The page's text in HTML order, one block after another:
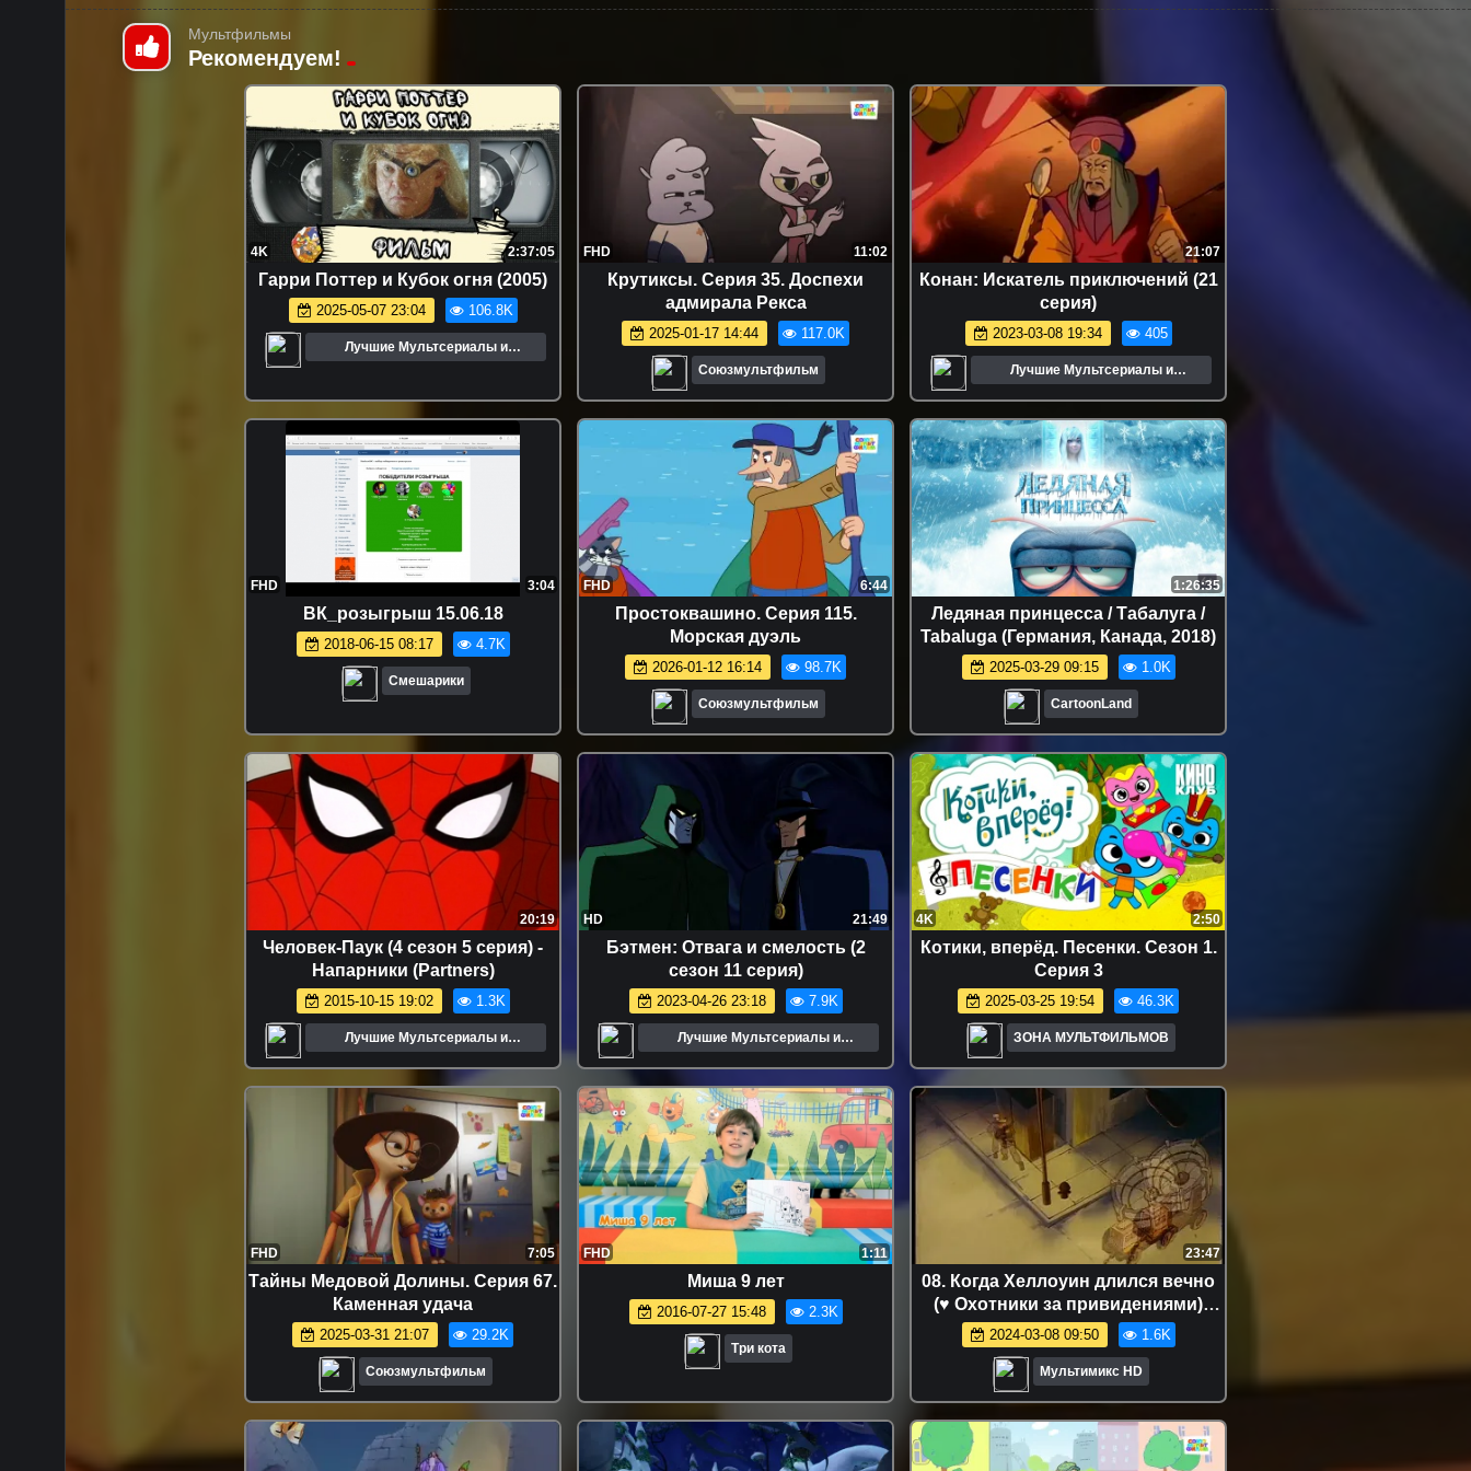
Мультфильмы
Рекомендуем!
4K 2:37:05
Гарри Поттер и Кубок огня (2005)
2025-05-07 23:04 106.8K
Лучшие Мультсериалы и
FHD 11:02
Крутиксы. Серия 35. Доспехи
адмирала Рекса
2025-01-17 14:44 117.0K
Союзмультфильм
21:07
Конан: Искатель приключений (21
серия)
2023-03-08 19:34 405
Лучшие Мультсериалы и
FHD 3:04
ВК_розыгрыш 15.06.18
2018-06-15 08:17 4.7K
Смешарики
FHD 6:44
Простоквашино. Серия 115.
Морская дуэль
2026-01-12 16:14 98.7K
Союзмультфильм
1:26:35
Ледяная принцесса / Табалуга /
Tabaluga (Германия, Канада, 2018)
2025-03-29 09:15 1.0K
CartoonLand
20:19
Человек-Паук (4 сезон 5 серия) -
Напарники (Partners)
2015-10-15 19:02 1.3K
Лучшие Мультсериалы и
HD 21:49
Бэтмен: Отвага и смелость (2
сезон 11 серия)
2023-04-26 23:18 7.9K
Лучшие Мультсериалы и
4K 2:50
Котики, вперёд. Песенки. Сезон 1.
Серия 3
2025-03-25 19:54 46.3K
ЗОНА МУЛЬТФИЛЬМОВ
FHD 7:05
Тайны Медовой Долины. Серия 67.
Каменная удача
2025-03-31 21:07 29.2K
Союзмультфильм
FHD 1:11
Миша 9 лет
2016-07-27 15:48 2.3K
Три кота
23:47
08. Когда Хеллоуин длился вечно
(♥ Охотники за привидениями)
Мультики для детей мультсериалы
дисней disney сериалы HBO Netflix
2024-03-08 09:50 1.6K
Мультимикс HD